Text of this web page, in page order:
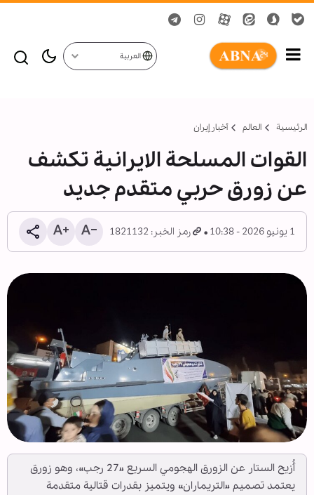
العربية
الرئيسية العالم أخبار إيران
القوات المسلحة الايرانية تکشف
عن زورق حربي متقدم جديد
1 يونيو 2026 - 10:38 رمز الخبر: 1821132
أُزيح الستار عن الزورق الهجومي السريع «27 رجب»، وهو زورق
يعتمد تصميم «التريماران» ويتميز بقدرات قتالية متقدمة